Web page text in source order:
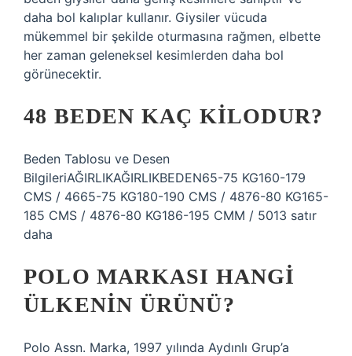
daha bol kalıplar kullanır. Giysiler vücuda
mükemmel bir şekilde oturmasına rağmen, elbette
her zaman geleneksel kesimlerden daha bol
görünecektir.
48 BEDEN KAÇ KILODUR?
Beden Tablosu ve Desen
BilgileriAĞIRLIKAĞIRLIKBEDEN65-75 KG160-179
CMS / 4665-75 KG180-190 CMS / 4876-80 KG165-
185 CMS / 4876-80 KG186-195 CMM / 5013 satır
daha
POLO MARKASI HANGI
ÜLKENIN ÜRÜNÜ?
Polo Assn. Marka, 1997 yılında Aydınlı Grup’a